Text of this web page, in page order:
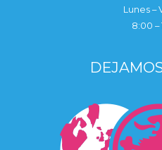
Lunes –
8:00 –